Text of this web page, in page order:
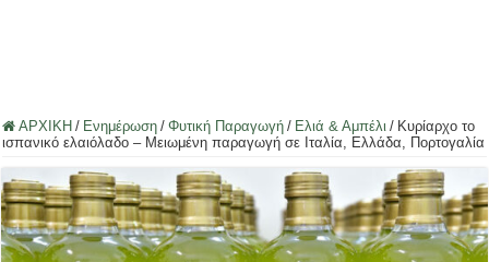
ΑΡΧΙΚΗ / Ενημέρωση / Φυτική Παραγωγή / Ελιά & Αμπέλι / Κυρίαρχο το
ισπανικό ελαιόλαδο – Μειωμένη παραγωγή σε Ιταλία, Ελλάδα, Πορτογαλία